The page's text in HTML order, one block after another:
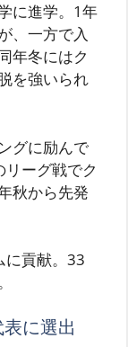
に進学。1年
、一方で入
年冬にはク
を強いられ
グに励んで
ーグ戦でク
秋から先発
に貢献。33
に選出